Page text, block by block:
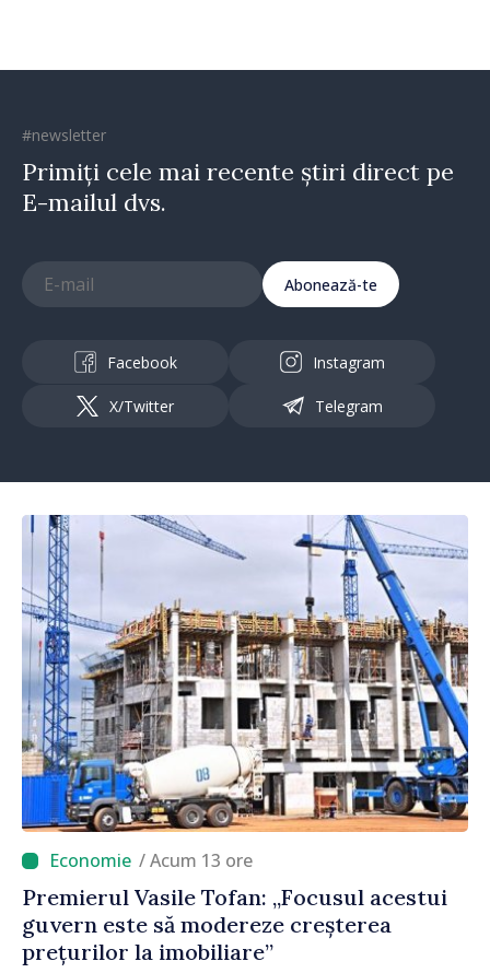
#newsletter
Primiți cele mai recente știri direct pe
E-mailul dvs.
Abonează-te
Facebook Instagram
X/Twitter Telegram
/ Acum 13 ore
Premierul Vasile Tofan: „Focusul acestui
guvern este să modereze creșterea
prețurilor la imobiliare”